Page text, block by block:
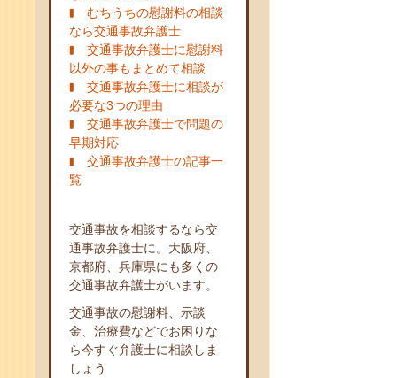
むちうちの慰謝料の相談
なら交通事故弁護士
交通事故弁護士に慰謝料
以外の事もまとめて相談
交通事故弁護士に相談が
必要な3つの理由
交通事故弁護士で問題の
早期対応
交通事故弁護士の記事一
覧
交通事故を相談するなら交
通事故弁護士に。大阪府、
京都府、兵庫県にも多くの
交通事故弁護士がいます。
交通事故の慰謝料、示談
金、治療費などでお困りな
ら今すぐ弁護士に相談しま
しょう